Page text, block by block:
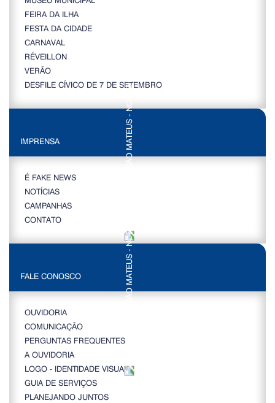
FEIRA DA ILHA
FESTA DA CIDADE
CARNAVAL
RÉVEILLON
VERÃO
DESFILE CÍVICO DE 7 DE SETEMBRO
IMPRENSA
É FAKE NEWS
NOTÍCIAS
CAMPANHAS
CONTATO
FALE CONOSCO
OUVIDORIA
COMUNICAÇÃO
PERGUNTAS FREQUENTES
A OUVIDORIA
LOGO - IDENTIDADE VISUAL
GUIA DE SERVIÇOS
PLANEJANDO JUNTOS